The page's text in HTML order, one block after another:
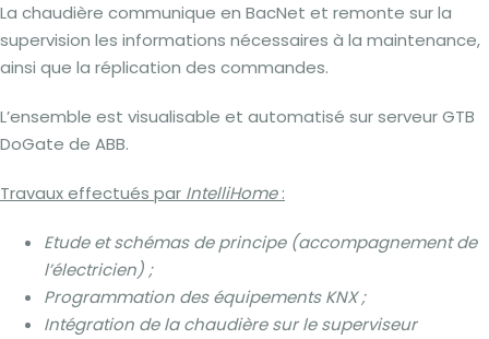
La chaudière communique en BacNet et remonte sur la
supervision les informations nécessaires à la maintenance,
ainsi que la réplication des commandes.
L’ensemble est visualisable et automatisé sur serveur GTB
DoGate de ABB.
Travaux effectués par IntelliHome:
Etude et schémas de principe (accompagnement de
l’électricien) ;
Programmation des équipements KNX ;
Intégration de la chaudière sur le superviseur